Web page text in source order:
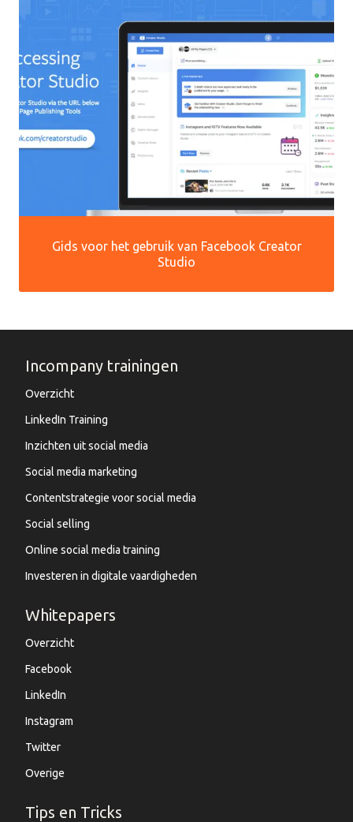
Gids voor het gebruik van Facebook Creator
Studio
Incompany trainingen
Overzicht
LinkedIn Training
Inzichten uit social media
Social media marketing
Contentstrategie voor social media
Social selling
Online social media training
Investeren in digitale vaardigheden
Whitepapers
Overzicht
Facebook
LinkedIn
Instagram
Twitter
Overige
Tips en Tricks